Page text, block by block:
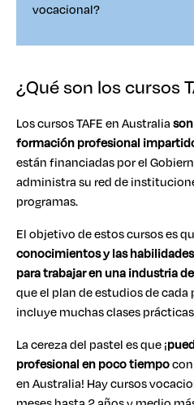
vocacional?
¿Qué son los cursos
Los cursos TAFE en Australia
formación profesional
están financiadas por el
administra su red de
programas.
El objetivo de estos cursos es
conocimientos y las
para trabajar en una industria
que el plan de estudios de
incluye muchas clases
La cereza del pastel es que ¡
profesional en poco tiempo
en Australia! Hay cursos